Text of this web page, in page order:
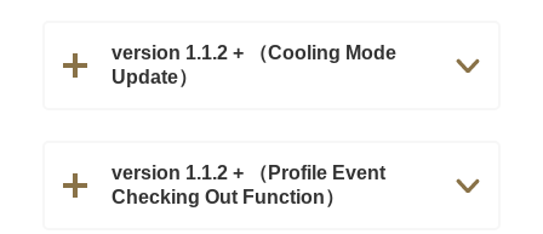
version 1.1.2 + （Cooling Mode
Update）
version 1.1.2 + （Profile Event
Checking Out Function）